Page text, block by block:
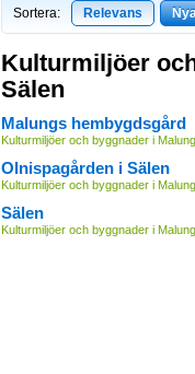
Sortera: Relevans
Kulturmiljöer
Sälen
Malungs hembygdsgård
Kulturmiljöer och byggnader i
Olnispagården i Sälen
Kulturmiljöer och byggnader i
Sälen
Kulturmiljöer och byggnader i